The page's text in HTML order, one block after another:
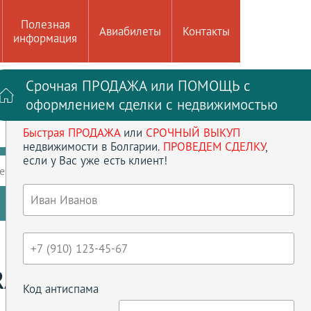
Полезная
информация
Авиабилеты Контакты
Войти на сайт Регистрация
до кв.м
Кол-во спален
Срочная ПРОДАЖА или ПОМОЩЬ с
оформлением сделки с недвижимостью
Быстрая ПРОДАЖАили СРОЧНЫЙ ВЫКУП
недвижимости в Болгарии. ПРОВЕДЕМ СДЕЛКУ,
если у Вас уже есть клиент!
Код антиспама